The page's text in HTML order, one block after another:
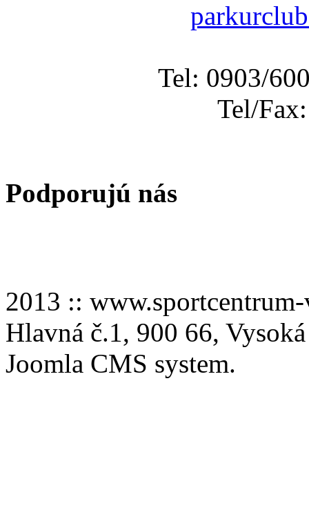
Tel: 0903/
Tel/
Podporujú nás
2013 ::
Hlavná č.1, 900 66,
Joomla CMS system.